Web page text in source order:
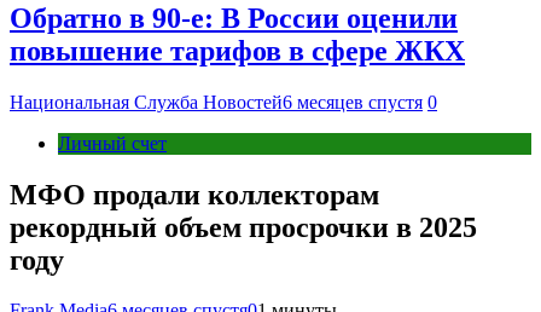
Обратно в 90-е: В России оценили
повышение тарифов в сфере ЖКХ
Национальная Служба Новостей6 месяцев спустя 0
Личный счет
МФО продали коллекторам
рекордный объем просрочки в 2025
году